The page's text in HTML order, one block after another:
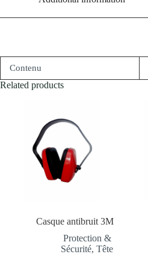
Contenu
Related products
Casque antibruit 3M
Protection &
Sécurité,Tête